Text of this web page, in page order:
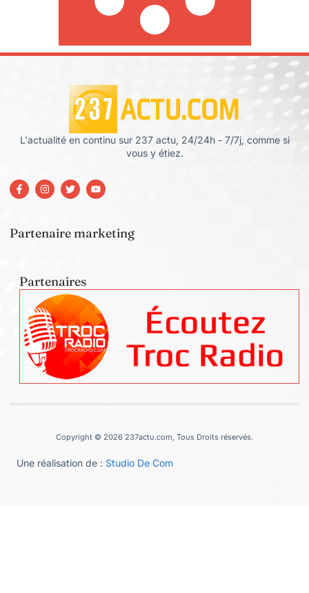
L'actualité en continu sur 237 actu, 24/24h - 7/7j, comme si
vous y étiez.
Partenaire marketing
Partenaires
Copyright © 2026 237actu.com, Tous Droits réservés.
Une réalisation de : Studio De Com